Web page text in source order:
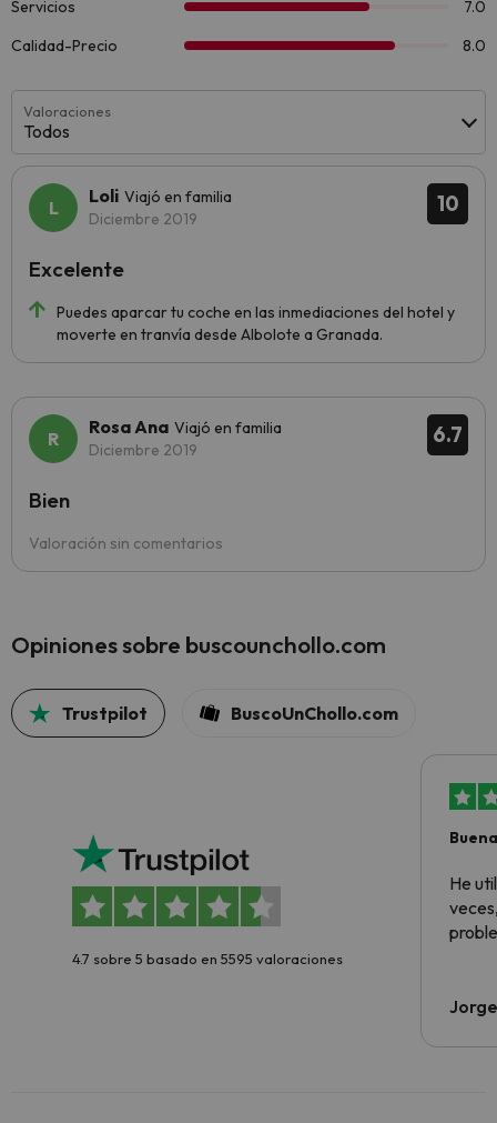
Valoraciones
Todos
10
Loli Viajó en familia
Diciembre 2019
Puedes aparcar tu coche en las inmediaciones del hotel y
moverte en tranvía desde Albolote a Granada.
Excelente
6.7
Rosa Ana Viajó en familia
Diciembre 2019
Valoración sin comentarios
Bien
Opiniones sobre buscounchollo.com
Trustpilot BuscoUnChollo.com
4.7 sobre 5 basado en 5595 valoraciones
He